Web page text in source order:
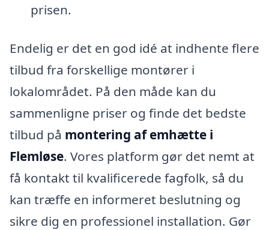
prisen.
Endelig er det en god idé at indhente flere
tilbud fra forskellige montører i
lokalområdet. På den måde kan du
sammenligne priser og finde det bedste
tilbud på montering af emhætte i
Flemløse. Vores platform gør det nemt at
få kontakt til kvalificerede fagfolk, så du
kan træffe en informeret beslutning og
sikre dig en professionel installation. Gør